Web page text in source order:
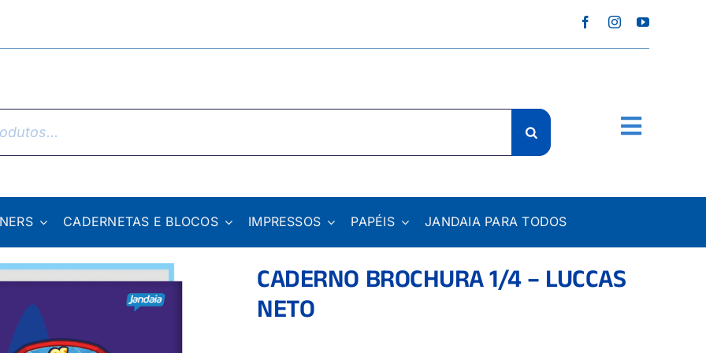
CADERNETAS E BLOCOS IMPRESSOS PAPÉIS JANDAIA PARA TODOS
CADERNO BROCHURA 1/4 – LUCCAS
NETO